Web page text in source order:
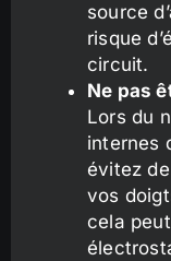
source
risque
circuit.
Ne pas
Lors du
internes
évitez
vos
cela